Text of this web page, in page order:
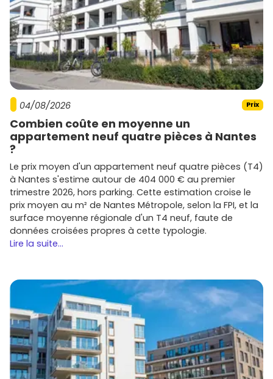
04/08/2026 Prix
Combien coûte en moyenne un
appartement neuf quatre pièces à Nantes
?
Le prix moyen d'un appartement neuf quatre pièces (T4)
à Nantes s'estime autour de 404 000 € au premier
trimestre 2026, hors parking. Cette estimation croise le
prix moyen au m² de Nantes Métropole, selon la FPI, et la
surface moyenne régionale d'un T4 neuf, faute de
données croisées propres à cette typologie.
Lire la suite...